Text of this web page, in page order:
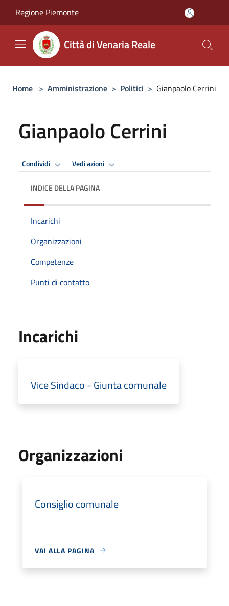
Regione Piemonte
Città di Venaria Reale
Home > Amministrazione > Politici > Gianpaolo Cerrini
Gianpaolo Cerrini
Condividi Vedi azioni
INDICE DELLA PAGINA
Incarichi
Organizzazioni
Competenze
Punti di contatto
Incarichi
Vice Sindaco - Giunta comunale
Organizzazioni
Consiglio comunale
VAI ALLA PAGINA